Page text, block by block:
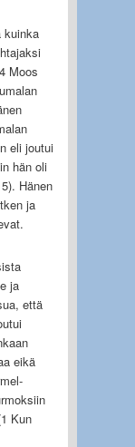
kuinka
Moos
eli joutui
hän oli
Hänen
ja
ja
että
eikä
Kun